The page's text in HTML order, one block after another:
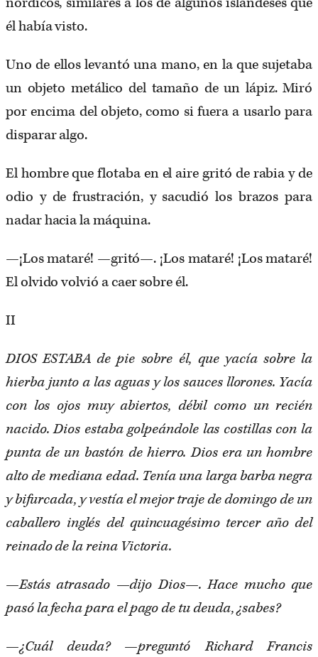
él había visto.
Uno de ellos levantó una mano, en la que sujetaba
un objeto metálico del tamaño de un lápiz. Miró
por encima del objeto, como si fuera a usarlo para
disparar algo.
El hombre que flotaba en el aire gritó de rabia y de
odio y de frustración, y sacudió los brazos para
nadar hacia la máquina.
—¡Los mataré! —gritó—. ¡Los mataré! ¡Los mataré!
El olvido volvió a caer sobre él.
II
DIOS ESTABA de pie sobre él, que yacía sobre la
hierba junto a las aguas y los sauces llorones. Yacía
con los ojos muy abiertos, débil como un recién
nacido. Dios estaba golpeándole las costillas con la
punta de un bastón de hierro. Dios era un hombre
alto de mediana edad. Tenía una larga barba negra
y bifurcada, y vestía el mejor traje de domingo de un
caballero inglés del quincuagésimo tercer año del
reinado de la reina Victoria.
—Estás atrasado —dijo Dios—. Hace mucho que
pasó la fecha para el pago de tu deuda, ¿sabes?
—¿Cuál deuda? —preguntó Richard Francis